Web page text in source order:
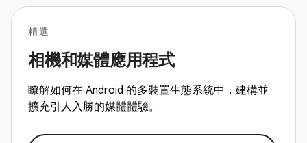
精選
相機和媒體應用程式
瞭解如何在 Android 的多裝置生態系統中，建構並
擴充引人入勝的媒體體驗。